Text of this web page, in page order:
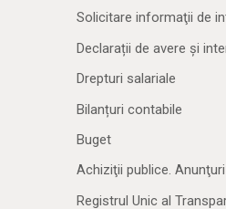
Solicitare informaţii de
Declarații de avere și
Drepturi salariale
Bilanțuri contabile
Buget
Achiziţii publice.
Registrul Unic al